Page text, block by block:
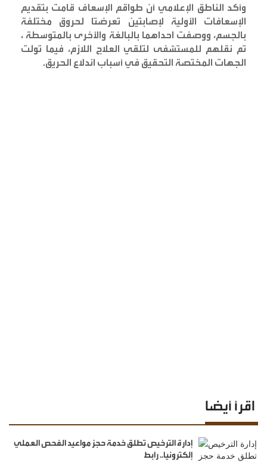
وأكد الناطق الإعلامي أن طواقم الإسعاف قامت بتقديم
الإسعافات الأولية لإصابتين تعرضتا لحروق مختلفة
بالجسم، ووصفت احداهما بالبالغة والأخرى بالمتوسطة ،
تم نقلهم للمستشفى لتلقي العلاج اللازم، فيما تولت
الجهات المختصة التحقيق في أسباب اندلاع الحريق.
اقرأ أيضا
إدارة الترخيص تطلق خدمة حجز مواعيد الفحص العملي
إلكترونيا.. رابط